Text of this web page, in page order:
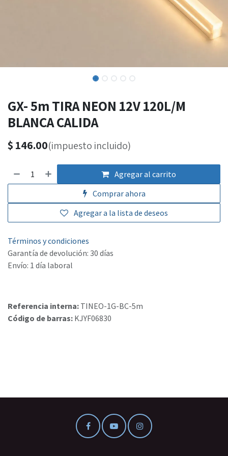
GX- 5m TIRA NEON 12V 120L/M
BLANCA CALIDA
$ 146.00(impuesto incluido)
Agregar al carrito
Comprar ahora
Agregar a la lista de deseos
Términos y condiciones
Garantía de devolución: 30 días
Envío: 1 día laboral
Referencia interna: TINEO-1G-BC-5m
Código de barras: KJYF06830